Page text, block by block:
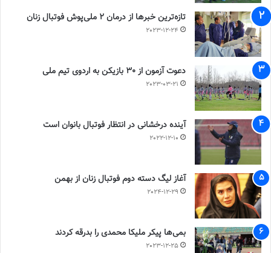
تازه‌ترین خبرها از درمان ۲ ملی‌پوش فوتبال زنان
2023-12-24
دعوت آزمون از 30 بازیکن به اردوی تیم ملی
2023-03-21
آینده درخشانی در انتظار فوتبال بانوان است
2022-12-10
آغاز لیگ دسته دوم فوتبال زنان از بهمن
2024-12-29
بمی‌ها پیکر ملیکا محمدی را بدرقه کردند
2023-12-25